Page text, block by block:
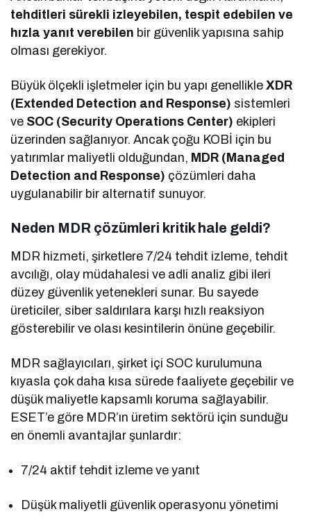
tehditleri sürekli izleyebilen, tespit edebilen ve
hızla yanıt verebilen bir güvenlik yapısına sahip
olması gerekiyor.
Büyük ölçekli işletmeler için bu yapı genellikleXDR
(Extended Detection and Response) sistemleri
ve SOC (Security Operations Center) ekipleri
üzerinden sağlanıyor. Ancak çoğu KOBİ için bu
yatırımlar maliyetli olduğundan, MDR (Managed
Detection and Response) çözümleri daha
uygulanabilir bir alternatif sunuyor.
Neden MDR çözümleri kritik hale geldi?
MDR hizmeti, şirketlere 7/24 tehdit izleme, tehdit
avcılığı, olay müdahalesi ve adli analiz gibi ileri
düzey güvenlik yetenekleri sunar. Bu sayede
üreticiler, siber saldırılara karşı hızlı reaksiyon
gösterebilir ve olası kesintilerin önüne geçebilir.
MDR sağlayıcıları, şirket içi SOC kurulumuna
kıyasla çok daha kısa sürede faaliyete geçebilir ve
düşük maliyetle kapsamlı koruma sağlayabilir.
ESET’e göre MDR’ın üretim sektörü için sunduğu
en önemli avantajlar şunlardır:
7/24 aktif tehdit izleme ve yanıt
Düşük maliyetli güvenlik operasyonu yönetimi